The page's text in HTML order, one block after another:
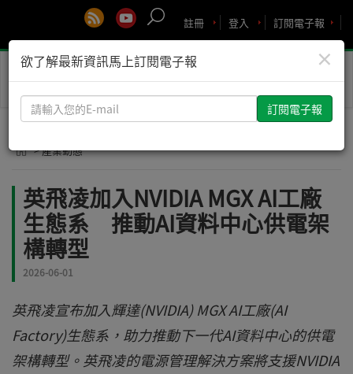
訂閱電子報
登入
註冊
Toggle
> 產業動態
英飛凌加入NVIDIA MGX AI工廠
生態系 推動AI資料中心供電架
構轉型
2026-06-01
英飛凌宣布加入輝達(NVIDIA) MGX AI工廠(AI
Factory)生態系，助力推動下一代AI資料中心的供電
架構轉型。英飛凌的電源管理解決方案將支援NVIDIA
×
欲了解最新資訊馬上訂閱電子報
請
輸
您
E-
mail